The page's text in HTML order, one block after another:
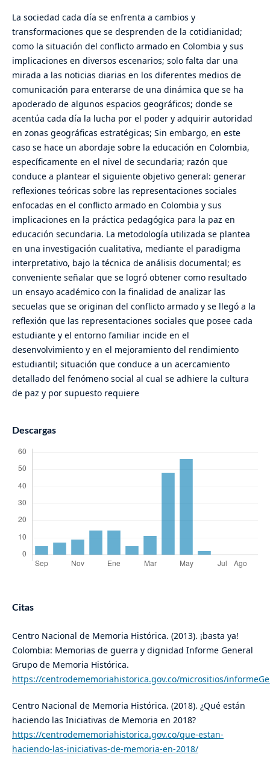
La sociedad cada día se enfrenta a cambios y
transformaciones que se desprenden de la cotidianidad;
como la situación del conflicto armado en Colombia y sus
implicaciones en diversos escenarios; solo falta dar una
mirada a las noticias diarias en los diferentes medios de
comunicación para enterarse de una dinámica que se ha
apoderado de algunos espacios geográficos; donde se
acentúa cada día la lucha por el poder y adquirir autoridad
en zonas geográficas estratégicas; Sin embargo, en este
caso se hace un abordaje sobre la educación en Colombia,
específicamente en el nivel de secundaria; razón que
conduce a plantear el siguiente objetivo general: generar
reflexiones teóricas sobre las representaciones sociales
enfocadas en el conflicto armado en Colombia y sus
implicaciones en la práctica pedagógica para la paz en
educación secundaria. La metodología utilizada se plantea
en una investigación cualitativa, mediante el paradigma
interpretativo, bajo la técnica de análisis documental; es
conveniente señalar que se logró obtener como resultado
un ensayo académico con la finalidad de analizar las
secuelas que se originan del conflicto armado y se llegó a la
reflexión que las representaciones sociales que posee cada
estudiante y el entorno familiar incide en el
desenvolvimiento y en el mejoramiento del rendimiento
estudiantil; situación que conduce a un acercamiento
detallado del fenómeno social al cual se adhiere la cultura
de paz y por supuesto requiere
Descargas
Citas
Centro Nacional de Memoria Histórica. (2013). ¡basta ya!
Colombia: Memorias de guerra y dignidad Informe General
Grupo de Memoria Histórica.
https://centrodememoriahistorica.gov.co/micrositios/
Centro Nacional de Memoria Histórica. (2018). ¿Qué están
haciendo las Iniciativas de Memoria en 2018?
https://centrodememoriahistorica.gov.co/que-estan-
haciendo-las-iniciativas-de-memoria-en-2018/